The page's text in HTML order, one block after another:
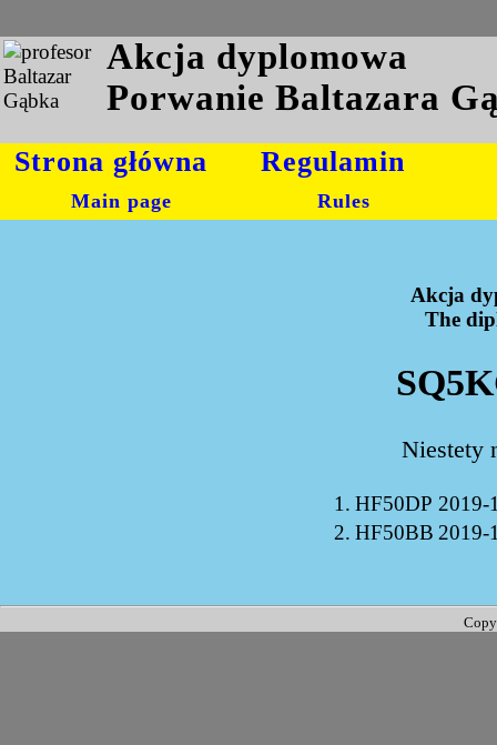
Akcja dyplomowa
Porwanie Baltazara
Strona główna
Main page
Regulamin
Rules
Akcja
The
Niestety
1. HF50DP 2019-
2. HF50BB 2019-